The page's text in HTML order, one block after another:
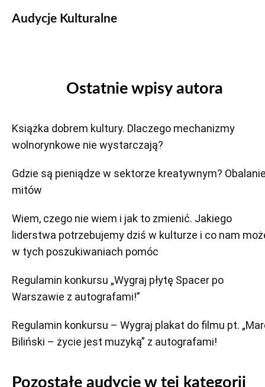
Audycje Kulturalne
Ostatnie wpisy autora
Książka dobrem kultury. Dlaczego mechanizmy
wolnorynkowe nie wystarczają?
Gdzie są pieniądze w sektorze kreatywnym?
mitów
Wiem, czego nie wiem i jak to zmienić. Jakiego
liderstwa potrzebujemy dziś w kulturze i co nam
w tych poszukiwaniach pomóc
Regulamin konkursu „Wygraj płytę Spacer po
Warszawie z autografami!”
Regulamin konkursu – Wygraj plakat do filmu pt.
Biliński – życie jest muzyką” z autografami!
Pozostałe audycje w tej kategorii